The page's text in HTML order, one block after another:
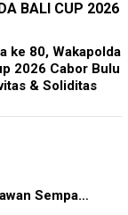
BALI CUP 2026
ke 80, Wakapolda
2026 Cabor Bulu
& Soliditas
Sempa…